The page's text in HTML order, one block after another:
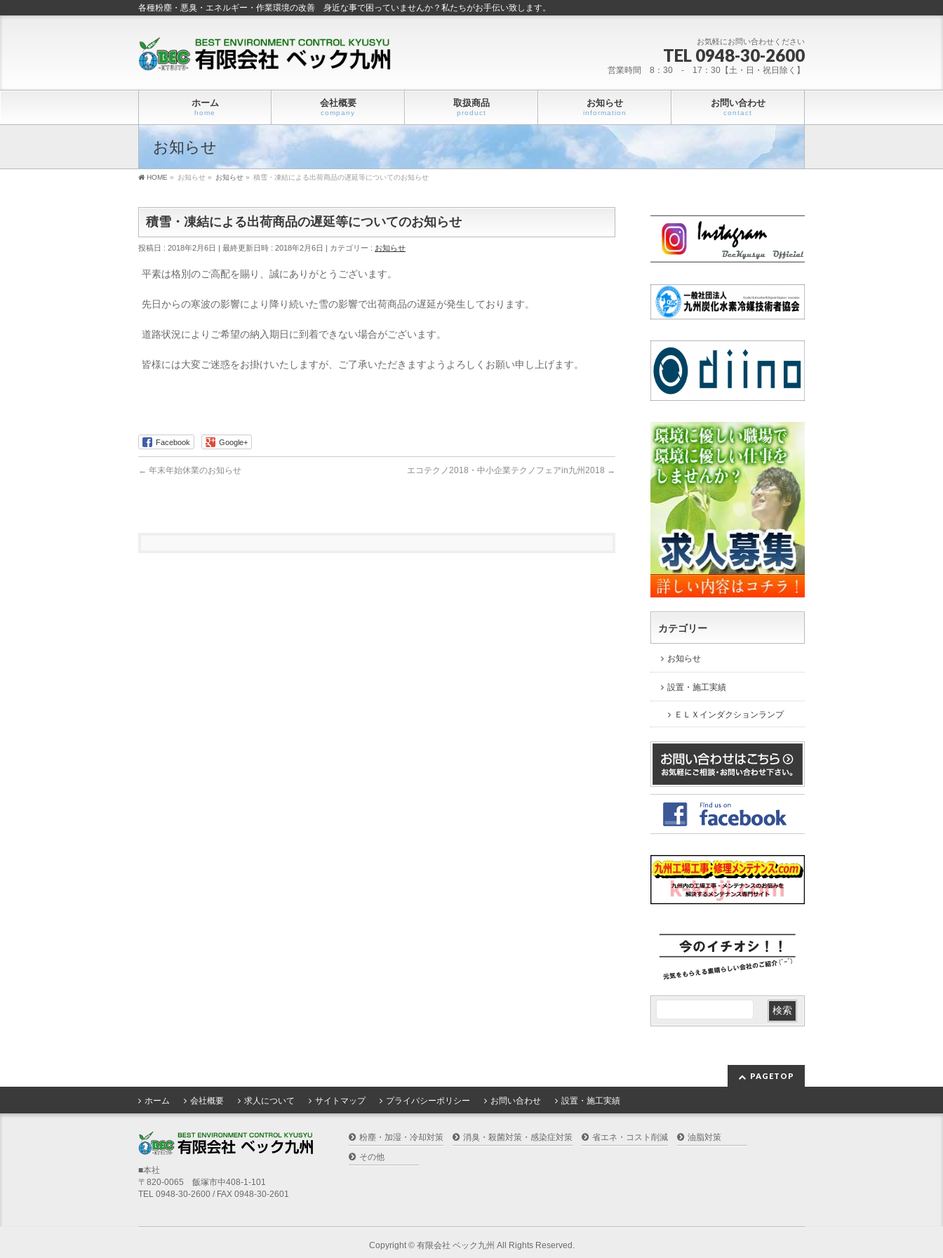
各種粉塵・悪臭・エネルギー・作業環境の改善 身近な事で困っていませんか？私たちがお手伝い致します。
お気軽にお問い合わせください
TEL 0948-30-2600
営業時間 8：30 - 17：30【土・日・祝日除く】
ホーム
home
会社概要
company
取扱商品
product
お知らせ
information
お問い合わせ
contact
お知らせ
HOME » お知らせ » お知らせ » 積雪・凍結による出荷商品の遅延等についてのお知らせ
積雪・凍結による出荷商品の遅延等についてのお知らせ
投稿日 : 2018年2月6日 最終更新日時 : 2018年2月6日 カテゴリー : お知らせ
平素は格別のご高配を賜り、誠にありがとうございます。
先日からの寒波の影響により降り続いた雪の影響で出荷商品の遅延が発生しております。
道路状況によりご希望の納入期日に到着できない場合がございます。
皆様には大変ご迷惑をお掛けいたしますが、ご了承いただきますようよろしくお願い申し上げます。
Facebook Google+
← 年末年始休業のお知らせ エコテクノ2018・中小企業テクノフェアin九州2018 →
カテゴリー
お知らせ
設置・施工実績
ＥＬＸインダクションランプ
PAGETOP
ホーム 会社概要 求人について サイトマップ プライバシーポリシー お問い合わせ 設置・施工実績
■本社
〒820-0065 飯塚市中408-1-101
TEL 0948-30-2600 / FAX 0948-30-2601
粉塵・加湿・冷却対策 消臭・殺菌対策・感染症対策 省エネ・コスト削減
油脂対策
その他
Copyright © 有限会社 ベック九州 All Rights Reserved.